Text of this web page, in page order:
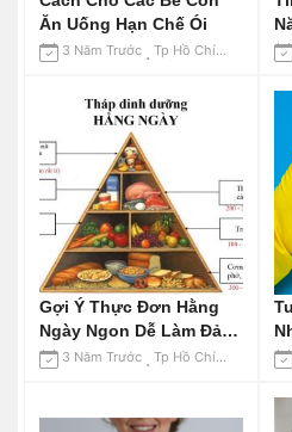
Ăn Uống Hạn Chế Ói
3 Năm Trước Tp Hồ Chí Minh
Gợi Ý Thực Đơn Hằng
Ngày Ngon Dễ Làm Đảm
Bảo Dinh Dưỡng
3 Năm Trước Tp Hồ Chí Minh